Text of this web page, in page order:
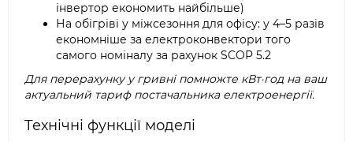
інвертор економить найбільше)
На обігріві у міжсезоння для офісу: у 4–5 разів
економніше за електроконвектори того
самого номіналу за рахунок SCOP 5.2
Для перерахунку у гривні помножте кВт·год на ваш
актуальний тариф постачальника електроенергії.
Технічні функції моделі